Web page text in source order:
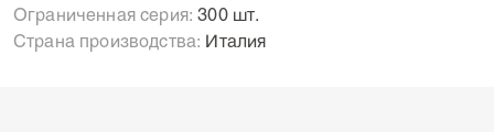
прослеживается основной и главный посыл: чтобы
спасти нашу планету, мы должны взглянуть правде в
Ограниченная серия: 300 шт.
Страна производства: Италия